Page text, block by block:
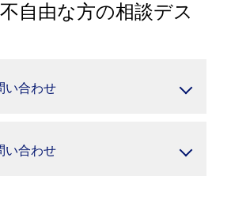
自由な方の相談デス
い合わせ
い合わせ